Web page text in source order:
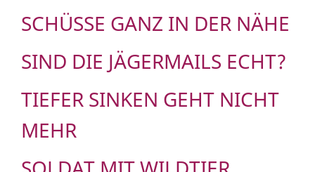
SCHÜSSE GANZ IN DER NÄHE
SIND DIE JÄGERMAILS ECHT?
TIEFER SINKEN GEHT NICHT
MEHR